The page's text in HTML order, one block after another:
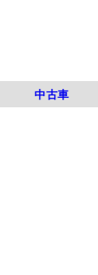
中古車